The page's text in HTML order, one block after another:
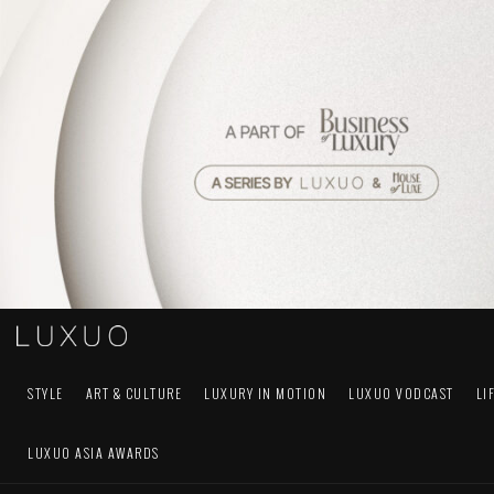
STYLE ART & CULTURE LUXURY IN MOTION LUXUO VODCAST
LUXUO ASIA AWARDS